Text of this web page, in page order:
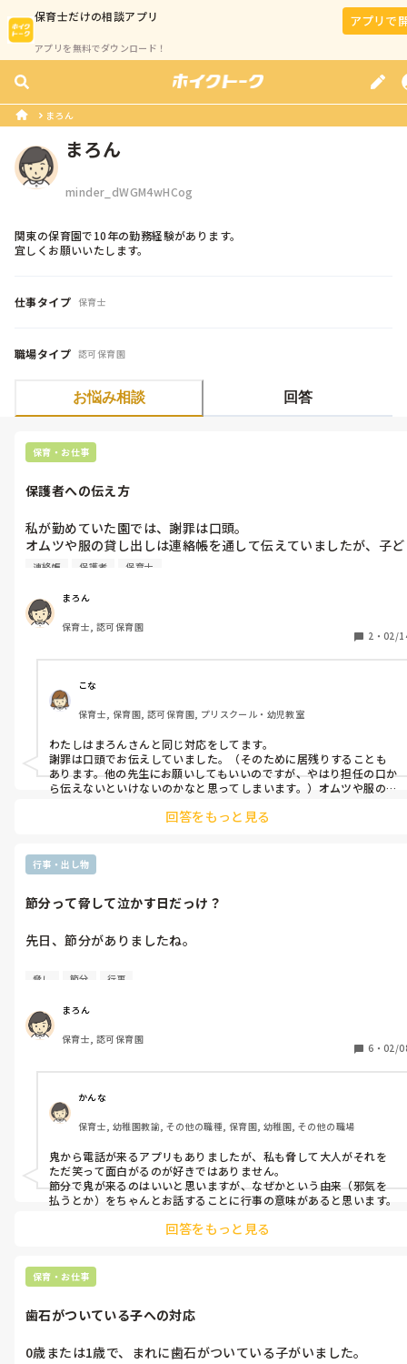
保育士だけの相談アプリ
アプリを無料でダウンロード！
アプリで
まろん
まろん
minder_dWGM4wHCog
関東の保育園で10年の勤務経験があります。
宜しくお願いいたします。
仕事タイプ 保育士
職場タイプ 認可保育園
お悩み相談 回答
保育・お仕事
保護者への伝え方
私が勤めていた園では、謝罪は口頭。
オムツや服の貸し出しは連絡帳を通して伝えていましたが、子ど
もが通う園では逆です。
謝罪は連絡帳が多いです。
ものによっては口頭もありますが、貸し出し時に強く念をおされ
ることを考えると、伝え方が逆ではないかなともやもやします。
連絡帳 保護者 保育士
まろん
保育士, 認可保育園
2 ・ 02/
こな
保育士, 保育園, 認可保育園, プリスクール・幼児教室
わたしはまろんさんと同じ対応をしてます。
謝罪は口頭でお伝えしていました。（そのために居残りすることも
あります。他の先生にお願いしてもいいのですが、やはり担任の口か
ら伝えないといけないのかなと思ってしまいます。）オムツや服の貸
帳に記載し文字として残しています。
回答をもっと見る
行事・出し物
節分って脅して泣かす日だっけ？
先日、節分がありましたね。
節分の行事をする度に感じるのですが、保育者が子どもに仕返し
というのも、ここぞとばかりに特に手がかかる子を脅し泣かせて
いるからです。
皆さんの園では、どんな節分しましたか？
また過度な脅し方についてどう感じますか？
脅し 節分 行事
まろん
保育士, 認可保育園
6 ・ 02/
かんな
保育士, 幼稚園教諭, その他の職種, 保育園, 幼稚園, その他の職場
鬼から電話が来るアプリもありましたが、私も脅して大人がそれを
ただ笑って面白がるのが好きではありません。
節分で鬼が来るのはいいと思いますが、なぜかという由来（邪気を
払うとか）をちゃんとお話することに行事の意味があると思います。
回答をもっと見る
保育・お仕事
歯石がついている子への対応
0歳または1歳で、まれに歯石がついている子がいました。